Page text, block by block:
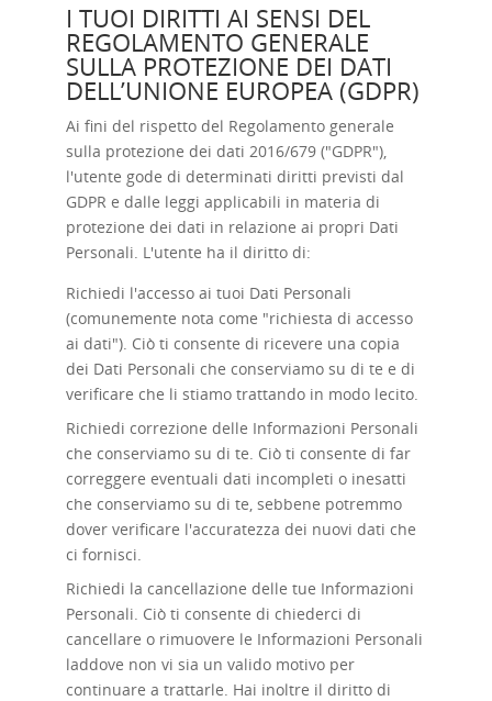
I TUOI DIRITTI AI SENSI DEL
REGOLAMENTO GENERALE
SULLA PROTEZIONE DEI DATI
DELL’UNIONE EUROPEA (GDPR)
Ai fini del rispetto del Regolamento generale
sulla protezione dei dati 2016/679 ("GDPR"),
l'utente gode di determinati diritti previsti dal
GDPR e dalle leggi applicabili in materia di
protezione dei dati in relazione ai propri Dati
Personali. L'utente ha il diritto di:
Richiedi l'accesso ai tuoi Dati Personali
(comunemente nota come "richiesta di accesso
ai dati"). Ciò ti consente di ricevere una copia
dei Dati Personali che conserviamo su di te e di
verificare che li stiamo trattando in modo lecito.
Richiedi correzione delle Informazioni Personali
che conserviamo su di te. Ciò ti consente di far
correggere eventuali dati incompleti o inesatti
che conserviamo su di te, sebbene potremmo
dover verificare l'accuratezza dei nuovi dati che
ci fornisci.
Richiedi la cancellazione delle tue Informazioni
Personali. Ciò ti consente di chiederci di
cancellare o rimuovere le Informazioni Personali
laddove non vi sia un valido motivo per
continuare a trattarle. Hai inoltre il diritto di